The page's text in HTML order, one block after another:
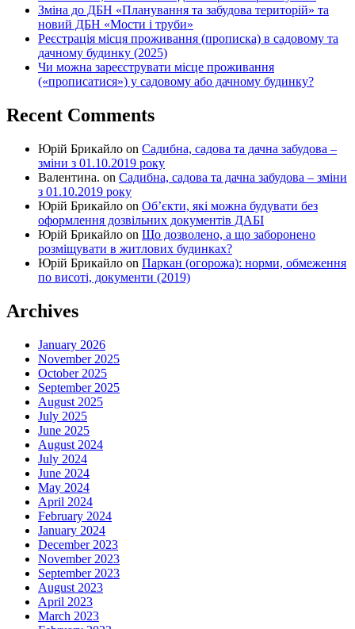
Зміна до ДБН «Планування та забудова територій» та
новий ДБН «Мости і труби»
Реєстрація місця проживання (прописка) в садовому та
дачному будинку (2025)
Чи можна зареєструвати місце проживання
(«прописатися») у садовому або дачному будинку?
Recent Comments
Юрій Брикайло on Садибна, садова та дачна забудова –
зміни з 01.10.2019 року
Валентина. on Садибна, садова та дачна забудова – зміни
з 01.10.2019 року
Юрій Брикайло on Об’єкти, які можна будувати без
оформлення дозвільних документів ДАБІ
Юрій Брикайло on Що дозволено, а що заборонено
розміщувати в житлових будинках?
Юрій Брикайло on Паркан (огорожа): норми, обмеження
по висоті, документи (2019)
Archives
January 2026
November 2025
October 2025
September 2025
August 2025
July 2025
June 2025
August 2024
July 2024
June 2024
May 2024
April 2024
February 2024
January 2024
December 2023
November 2023
September 2023
August 2023
April 2023
March 2023